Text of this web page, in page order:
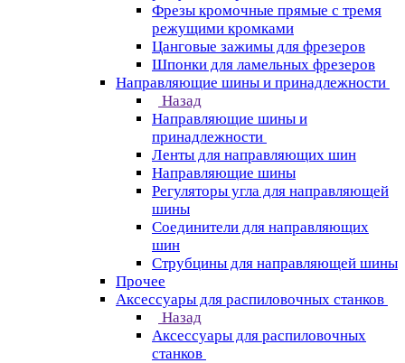
Фрезы кромочные прямые с тремя
режущими кромками
Цанговые зажимы для фрезеров
Шпонки для ламельных фрезеров
Направляющие шины и принадлежности
Назад
Направляющие шины и
принадлежности
Ленты для направляющих шин
Направляющие шины
Регуляторы угла для направляющей
шины
Соединители для направляющих
шин
Струбцины для направляющей шины
Прочее
Аксессуары для распиловочных станков
Назад
Аксессуары для распиловочных
станков